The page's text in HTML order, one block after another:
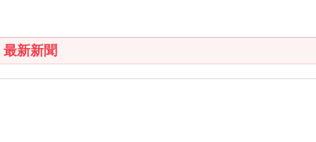
最新新聞